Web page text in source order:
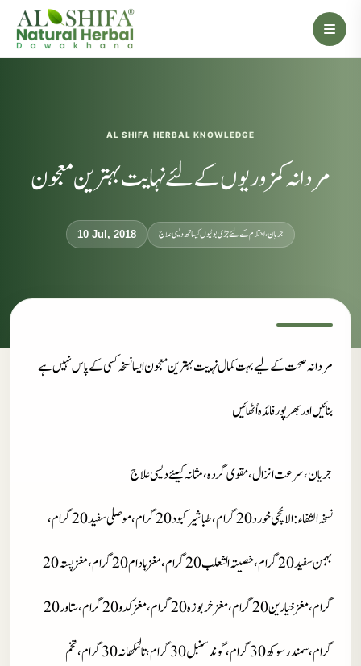
AL SHIFA HERBAL KNOWLEDGE
مردانہ کمزوریوں کے لئے نہایت بہترین معجون
10 Jul, 2018 جریان، احتلام کےلئے جڑی بوٹیوں کیساتھ دیسی علاج
مردانہ صحت کے لیے بہت کمال نہایت بہترین معجون ایسا نسخہ کسی کے پاس نہیں ہے
بنائیں اور بھر پورفائدہ اُٹھائیں
جریان، سرعت انزال، مقوی گردہ، مثانہ کیلئے دیسی علاج
نسخہ الشفاء:الائچی خورد
20 گرام، طباشیر کبود 20 گرام، موصلی سفید 20 گرام،
بہمن سفید 20 گرام، خصیتہ الثعلب 20 گرام، مغز بادام 20 گرام، مغز پستہ 20
گرام، مغز خیارین 20 گرام، مغز خربوزہ 20 گرام، مغز کدو 20 گرام، ستاور20
گرام، سمندر سوکھ 30 گرام، گوند سنبل 30 گرام، تالمکھانہ 30 گرام، تخم